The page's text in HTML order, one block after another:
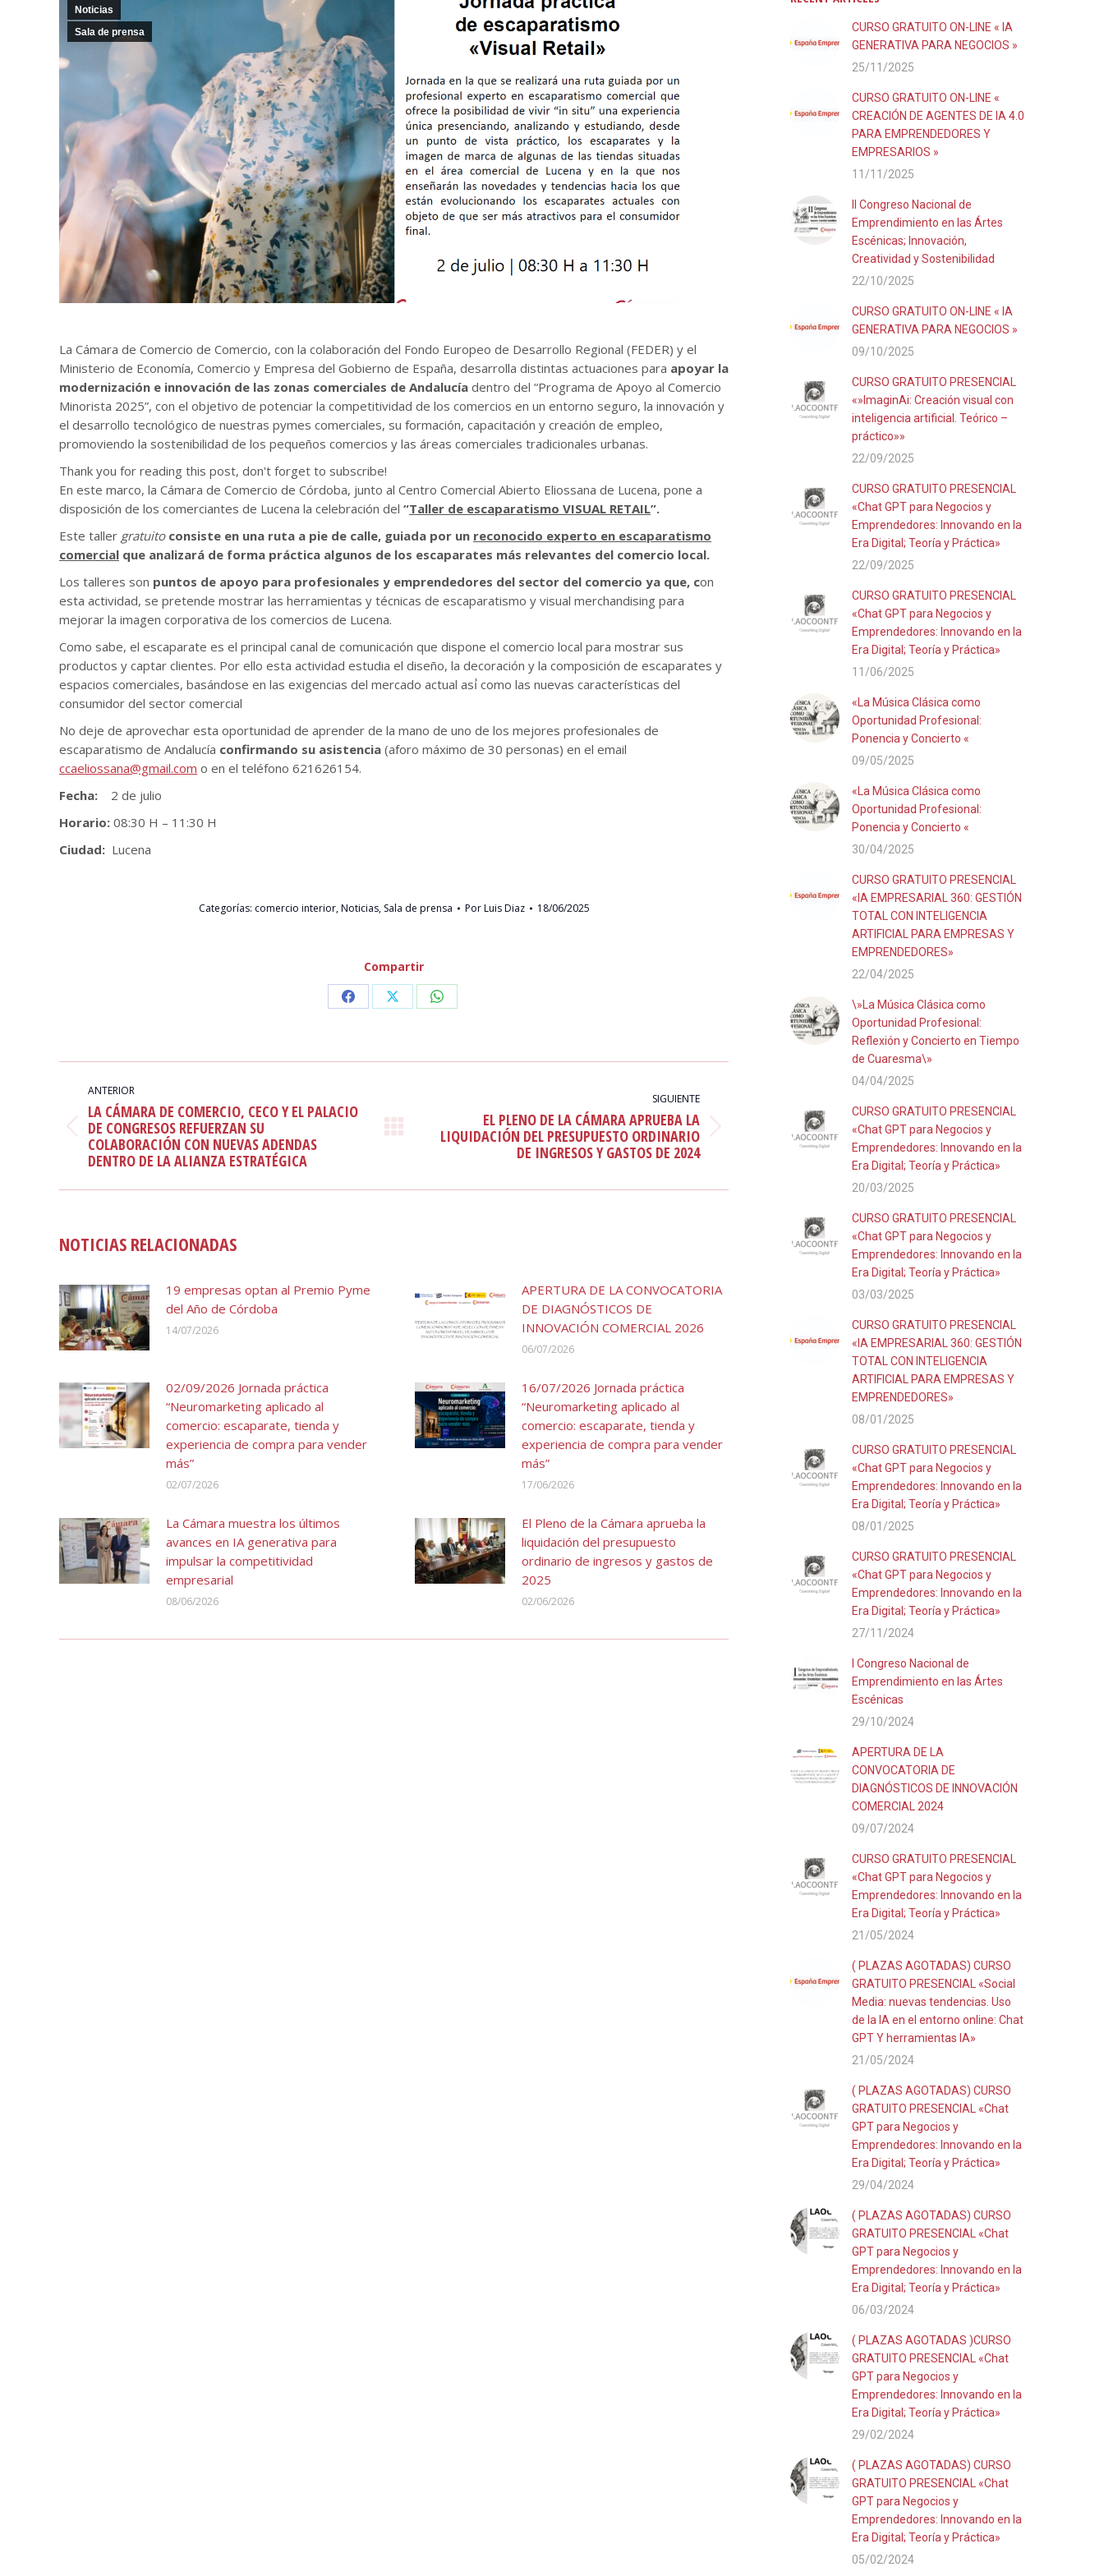
Noticias
Sala de prensa
La Cámara de Comercio de Comercio, con la colaboración del Fondo Europeo de Desarrollo Regional (FEDER) y el
Ministerio de Economía, Comercio y Empresa del Gobierno de España, desarrolla distintas actuaciones para apoyar la
modernización e innovación de las zonas comerciales de Andalucía dentro del “Programa de Apoyo al Comercio
Minorista 2025”, con el objetivo de potenciar la competitividad de los comercios en un entorno seguro, la innovación y
el desarrollo tecnológico de nuestras pymes comerciales, su formación, capacitación y creación de empleo,
promoviendo la sostenibilidad de los pequeños comercios y las áreas comerciales tradicionales urbanas.
Thank you for reading this post, don't forget to subscribe!
En este marco, la Cámara de Comercio de Córdoba, junto al Centro Comercial Abierto Eliossana de Lucena, pone a
disposición de los comerciantes de Lucena la celebración del “Taller de escaparatismo VISUAL RETAIL”.
Este taller gratuito consiste en una ruta a pie de calle, guiada por un reconocido experto en escaparatismo
comercial que analizará de forma práctica algunos de los escaparates más relevantes del comercio local.
Los talleres son puntos de apoyo para profesionales y emprendedores del sector del comercio ya que, con
esta actividad, se pretende mostrar las herramientas y técnicas de escaparatismo y visual merchandising para
mejorar la imagen corporativa de los comercios de Lucena.
Como sabe, el escaparate es el principal canal de comunicación que dispone el comercio local para mostrar sus
productos y captar clientes. Por ello esta actividad estudia el diseño, la decoración y la composición de escaparates y
espacios comerciales, basándose en las exigencias del mercado actual así́ como las nuevas características del
consumidor del sector comercial
No deje de aprovechar esta oportunidad de aprender de la mano de uno de los mejores profesionales de
escaparatismo de Andalucía confirmando su asistencia (aforo máximo de 30 personas) en el email
ccaeliossana@gmail.com o en el teléfono 621626154.
Fecha: 2 de julio
Horario: 08:30 H – 11:30 H
Ciudad: Lucena
Categorías: comercio interior,Noticias, Sala de prensa PorLuis Diaz 18/06/2025
Compartir
Share
Facebook
Share
X
Share
WhatsApp
ENTRE
PUBLICACIONES
ANTERIOR
Publicación
anterior:
LA CÁMARA DE COMERCIO, CECO Y EL PALACIO
DE CONGRESOS REFUERZAN SU
COLABORACIÓN CON NUEVAS ADENDAS
DENTRO DE LA ALIANZA ESTRATÉGICA
SIGUIENTE
Publicación
EL PLENO DE LA CÁMARA APRUEBA LA
LIQUIDACIÓN DEL PRESUPUESTO ORDINARIO
DE INGRESOS Y GASTOS DE 2024
NOTICIAS RELACIONADAS
19 empresas optan al Premio Pyme
del Año de Córdoba
14/07/2026
APERTURA DE LA CONVOCATORIA
DE DIAGNÓSTICOS DE
INNOVACIÓN COMERCIAL 2026
06/07/2026
02/09/2026 Jornada práctica
“Neuromarketing aplicado al
comercio: escaparate, tienda y
experiencia de compra para vender
más”
02/07/2026
16/07/2026 Jornada práctica
“Neuromarketing aplicado al
comercio: escaparate, tienda y
experiencia de compra para vender
más”
17/06/2026
La Cámara muestra los últimos
avances en IA generativa para
impulsar la competitividad
empresarial
08/06/2026
El Pleno de la Cámara aprueba la
liquidación del presupuesto
ordinario de ingresos y gastos de
2025
02/06/2026
CURSO GRATUITO ON-LINE « IA
GENERATIVA PARA NEGOCIOS »
25/11/2025
CURSO GRATUITO ON-LINE «
CREACIÓN DE AGENTES DE IA 4.0
PARA EMPRENDEDORES Y
EMPRESARIOS »
11/11/2025
II Congreso Nacional de
Emprendimiento en las Ártes
Escénicas; Innovación,
Creatividad y Sostenibilidad
22/10/2025
CURSO GRATUITO ON-LINE « IA
GENERATIVA PARA NEGOCIOS »
09/10/2025
CURSO GRATUITO PRESENCIAL
«»ImaginAi: Creación visual con
inteligencia artificial. Teórico –
práctico»»
22/09/2025
CURSO GRATUITO PRESENCIAL
«Chat GPT para Negocios y
Emprendedores: Innovando en la
Era Digital; Teoría y Práctica»
22/09/2025
CURSO GRATUITO PRESENCIAL
«Chat GPT para Negocios y
Emprendedores: Innovando en la
Era Digital; Teoría y Práctica»
11/06/2025
«La Música Clásica como
Oportunidad Profesional:
Ponencia y Concierto «
09/05/2025
«La Música Clásica como
Oportunidad Profesional:
Ponencia y Concierto «
30/04/2025
CURSO GRATUITO PRESENCIAL
«IA EMPRESARIAL 360: GESTIÓN
TOTAL CON INTELIGENCIA
ARTIFICIAL PARA EMPRESAS Y
EMPRENDEDORES»
22/04/2025
\»La Música Clásica como
Oportunidad Profesional:
Reflexión y Concierto en Tiempo
de Cuaresma\»
04/04/2025
CURSO GRATUITO PRESENCIAL
«Chat GPT para Negocios y
Emprendedores: Innovando en la
Era Digital; Teoría y Práctica»
20/03/2025
CURSO GRATUITO PRESENCIAL
«Chat GPT para Negocios y
Emprendedores: Innovando en la
Era Digital; Teoría y Práctica»
03/03/2025
CURSO GRATUITO PRESENCIAL
«IA EMPRESARIAL 360: GESTIÓN
TOTAL CON INTELIGENCIA
ARTIFICIAL PARA EMPRESAS Y
EMPRENDEDORES»
08/01/2025
CURSO GRATUITO PRESENCIAL
«Chat GPT para Negocios y
Emprendedores: Innovando en la
Era Digital; Teoría y Práctica»
08/01/2025
CURSO GRATUITO PRESENCIAL
«Chat GPT para Negocios y
Emprendedores: Innovando en la
Era Digital; Teoría y Práctica»
27/11/2024
I Congreso Nacional de
Emprendimiento en las Ártes
Escénicas
29/10/2024
APERTURA DE LA
CONVOCATORIA DE
DIAGNÓSTICOS DE INNOVACIÓN
COMERCIAL 2024
09/07/2024
CURSO GRATUITO PRESENCIAL
«Chat GPT para Negocios y
Emprendedores: Innovando en la
Era Digital; Teoría y Práctica»
21/05/2024
( PLAZAS AGOTADAS) CURSO
GRATUITO PRESENCIAL «Social
Media: nuevas tendencias. Uso
de la IA en el entorno online: Chat
GPT Y herramientas IA»
21/05/2024
( PLAZAS AGOTADAS) CURSO
GRATUITO PRESENCIAL «Chat
GPT para Negocios y
Emprendedores: Innovando en la
Era Digital; Teoría y Práctica»
29/04/2024
( PLAZAS AGOTADAS) CURSO
GRATUITO PRESENCIAL «Chat
GPT para Negocios y
Emprendedores: Innovando en la
Era Digital; Teoría y Práctica»
06/03/2024
( PLAZAS AGOTADAS )CURSO
GRATUITO PRESENCIAL «Chat
GPT para Negocios y
Emprendedores: Innovando en la
Era Digital; Teoría y Práctica»
29/02/2024
( PLAZAS AGOTADAS) CURSO
GRATUITO PRESENCIAL «Chat
GPT para Negocios y
Emprendedores: Innovando en la
Era Digital; Teoría y Práctica»
05/02/2024